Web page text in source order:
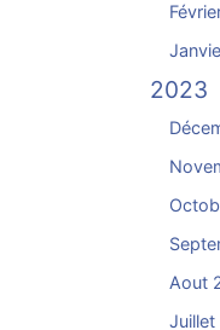
2023
Aout